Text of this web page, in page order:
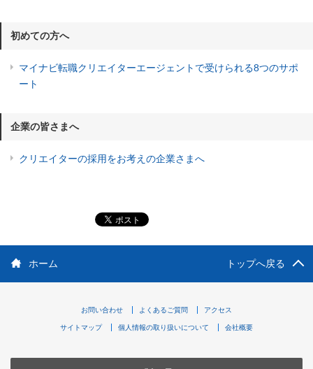
初めての方へ
マイナビ転職クリエイターエージェントで受けられる8つのサポ
ート
企業の皆さまへ
クリエイターの採用をお考えの企業さまへ
ホーム トップへ戻る
お問い合わせ よくあるご質問 アクセス
サイトマップ 個人情報の取り扱いについて 会社概要